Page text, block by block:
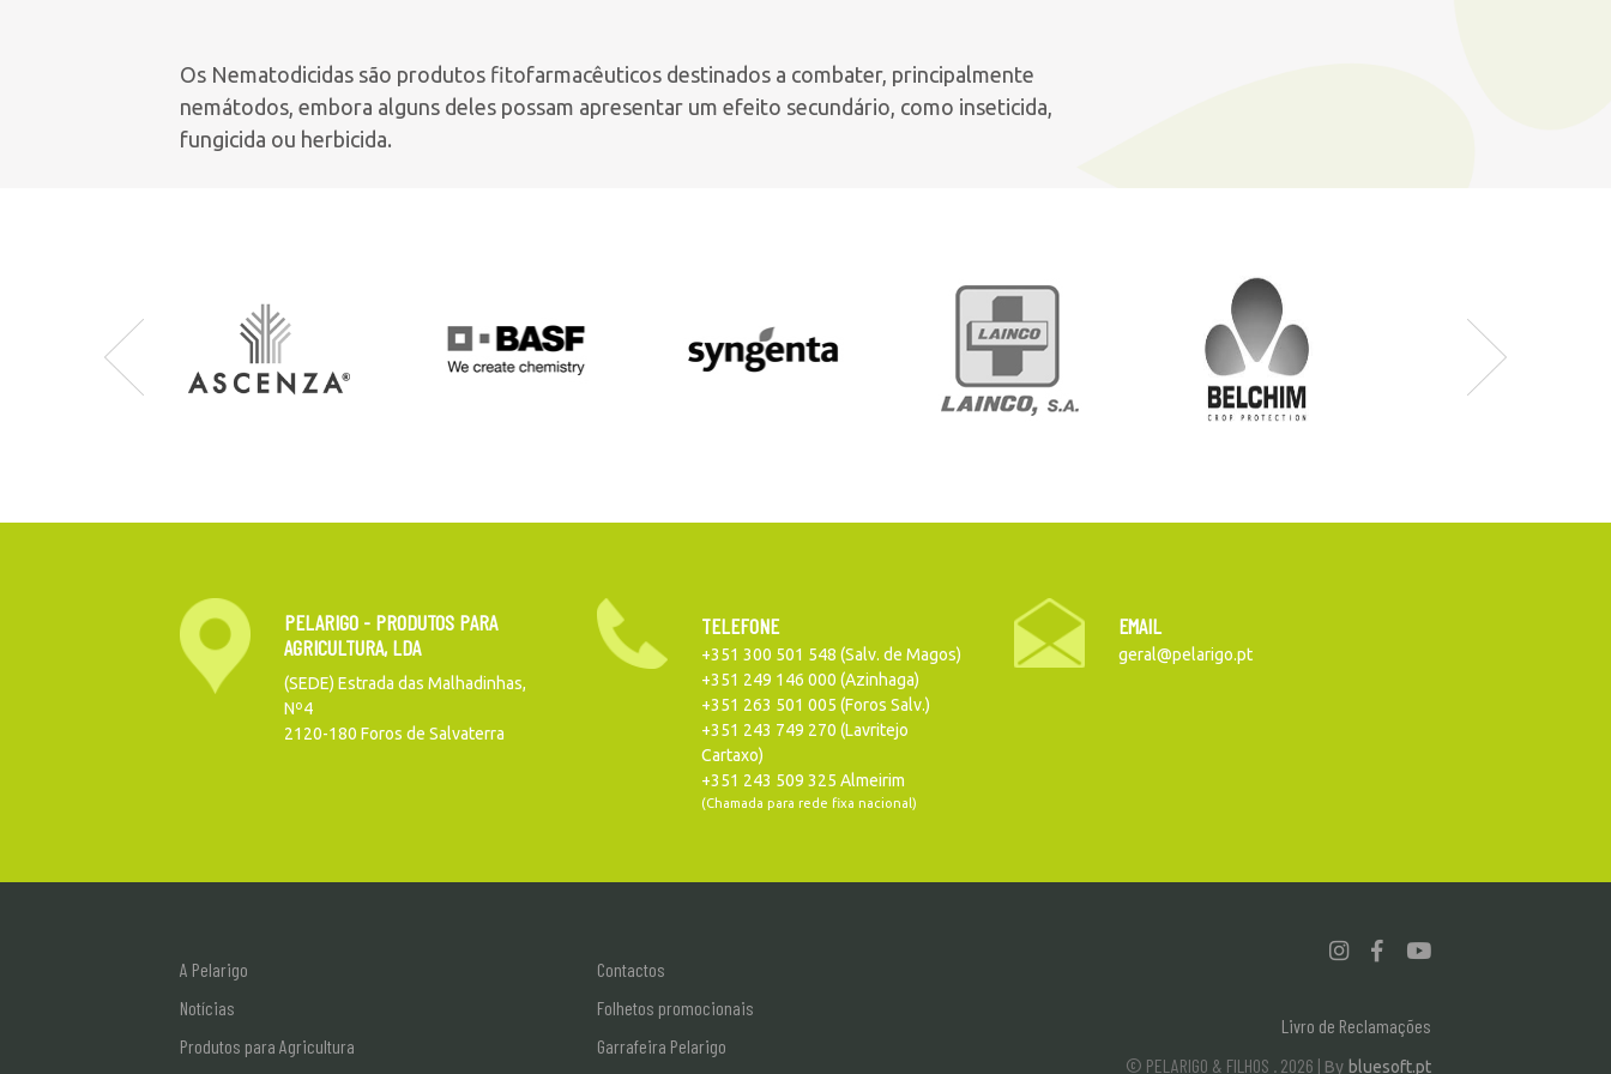
Os Nematodicidas são produtos fitofarmacêuticos destinados a combater, principalmente
nemátodos, embora alguns deles possam apresentar um efeito secundário, como inseticida,
fungicida ou herbicida.
PELARIGO - PRODUTOS PARA
AGRICULTURA, LDA
(SEDE) Estrada das Malhadinhas,
Nº4
2120-180 Foros de Salvaterra
TELEFONE
+351 300 501 548 (Salv. de Magos)
+351 249 146 000 (Azinhaga)
+351 263 501 005 (Foros Salv.)
+351 243 749 270 (Lavritejo
Cartaxo)
+351 243 509 325 Almeirim
(Chamada para rede fixa nacional)
EMAIL
geral@pelarigo.pt
A Pelarigo
Notícias
Produtos para Agricultura
Contactos
Folhetos promocionais
Garrafeira Pelarigo
Livro de Reclamações
© PELARIGO & FILHOS . 2026 | By bluesoft.pt